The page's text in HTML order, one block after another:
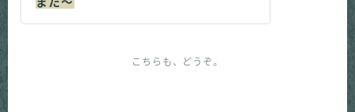
こちらも、どうぞ。